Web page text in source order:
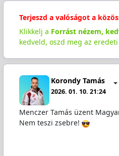
Terjeszd a valóságot a
Klikkelj a Forrást nézem,
kedveld, oszd meg az
Korondy Tamás
2026. 01. 10. 21:24
Menczer Tamás üzent
Nem teszi zsebre!